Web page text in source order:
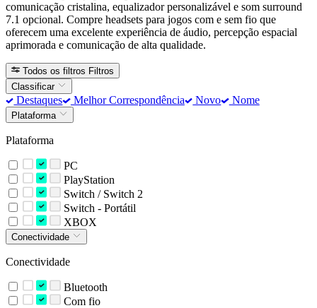
comunicação cristalina, equalizador personalizável e som surround
7.1 opcional. Compre headsets para jogos com e sem fio que
oferecem uma excelente experiência de áudio, percepção espacial
aprimorada e comunicação de alta qualidade.
Todos os filtros Filtros
Classificar
Destaques Melhor Correspondência Novo Nome
Plataforma
Plataforma
PC
PlayStation
Switch / Switch 2
Switch - Portátil
XBOX
Conectividade
Conectividade
Bluetooth
Com fio